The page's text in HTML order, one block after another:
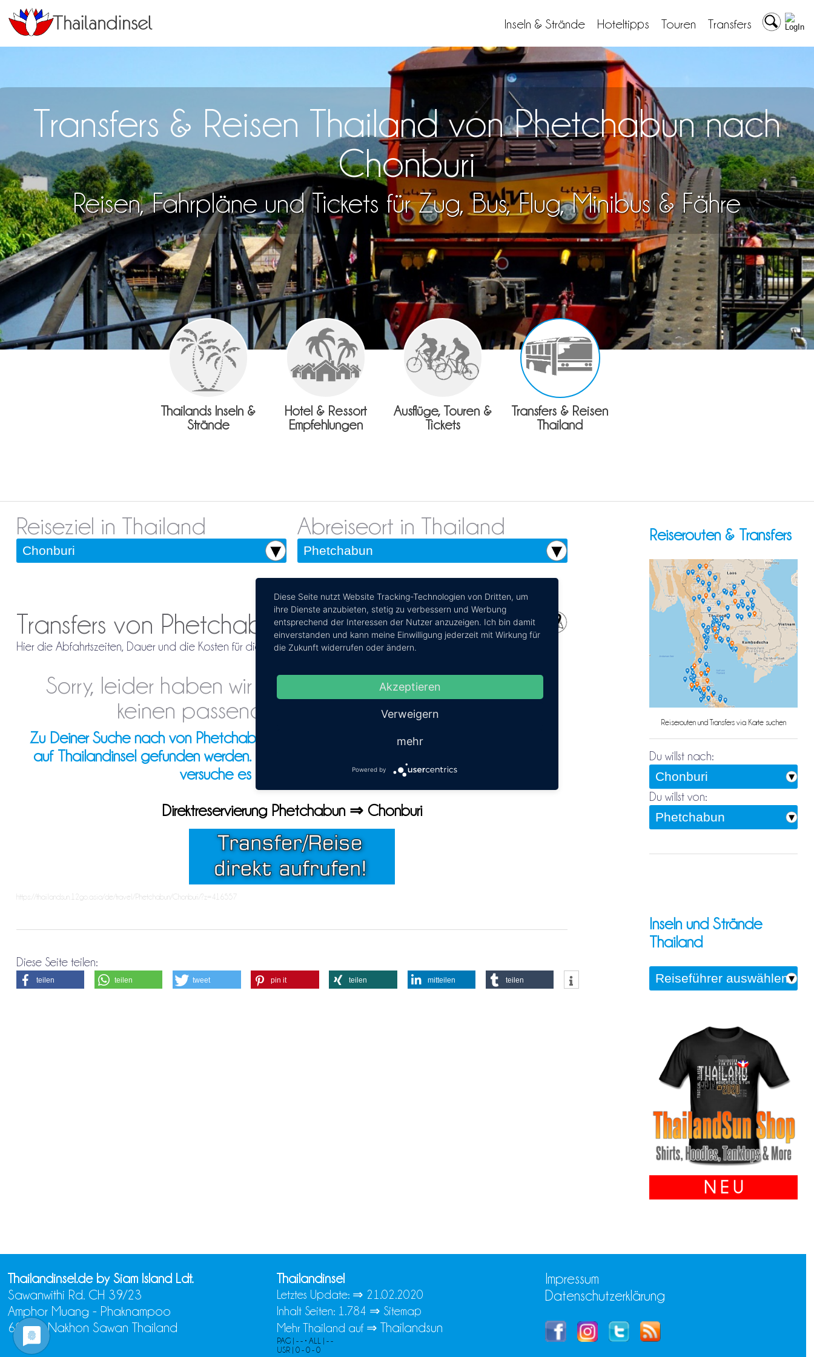
Transfers
Touren
Hoteltipps
Inseln & Strände
Transfers & Reisen Thailand von Phetchabun nach
Chonburi
Reisen, Fahrpläne und Tickets für Zug, Bus, Flug, Minibus & Fähre
Thailands Inseln &
Strände
Hotel & Ressort
Empfehlungen
Ausflüge, Touren &
Tickets
Transfers & Reisen
Thailand
Reiseziel in Thailand Abreiseort in Thailand
Transfers von Phetchabun nach Chonburi
Hier die Abfahrtszeiten, Dauer und die Kosten für die Reiseroute von Phetchabun nach Chonburi per Bus
Sorry, leider haben wir in unserer Datenbank gerade
keinen passenden Transfer gefunden.
Zu Deiner Suche nach von Phetchabun nach Chonburi konnte leider kein Direkttransfer
auf Thailandinsel gefunden werden. Evt. muss Du einen Zwischenstop angeben. Bitte
versuche es doch nochmals über die
Direktreservierung Phetchabun ⇒ Chonburi
https://thailandsun.12go.asia/de/travel/Phetchabun/Chonburi/?z=416557
Diese Seite teilen:
teilen teilen tweet pin it teilen mitteilen teilen
Reiserouten & Transfers
Reiserouten und Transfers via Karte suchen
Du willst nach:
Du willst von:
Inseln und Strände
Thailand
N E U
Thailandinsel.de by Siam Island Ldt.
Sawanwithi Rd. CH 39/23
Amphor Muang - Phaknampoo
60000 Nakhon Sawan Thailand
Thailandinsel
Letztes Update: ⇒ 21.02.2020
Inhalt Seiten: 1.784 ⇒ Sitemap
Mehr Thailand auf ⇒ Thailandsun
PAG | - - • ALL | - -
USR | 0 - 0 - 0
Impressum
Datenschutzerklärung
Diese Seite nutzt Website Tracking-Technologien von Dritten, um
ihre Dienste anzubieten, stetig zu verbessern und Werbung
entsprechend der Interessen der Nutzer anzuzeigen. Ich bin damit
einverstanden und kann meine Einwilligung jederzeit mit Wirkung für
die Zukunft widerrufen oder ändern.
Akzeptieren
Verweigern
mehr
Powered by